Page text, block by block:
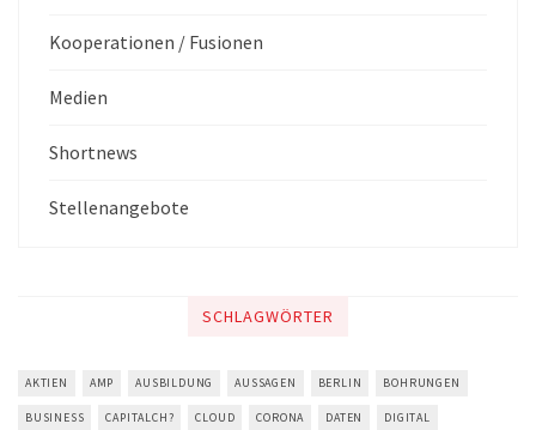
Kooperationen / Fusionen
Medien
Shortnews
Stellenangebote
SCHLAGWÖRTER
AKTIEN AMP AUSBILDUNG AUSSAGEN BERLIN BOHRUNGEN
BUSINESS CAPITALCH? CLOUD CORONA DATEN DIGITAL